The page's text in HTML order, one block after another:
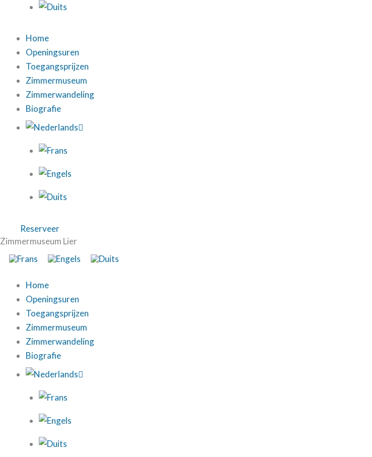
Home
Openingsuren
Toegangsprijzen
Zimmermuseum
Zimmerwandeling
Biografie
Reserveer
Zimmermuseum Lier
Home
Openingsuren
Toegangsprijzen
Zimmermuseum
Zimmerwandeling
Biografie